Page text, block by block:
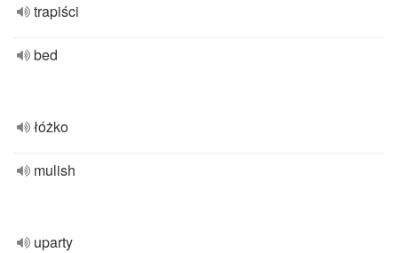
trapiści
bed
łóżko
mulish
uparty